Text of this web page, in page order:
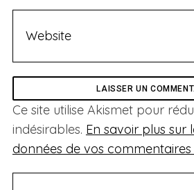
Ce site utilise Akismet pour
indésirables. En savoir plus sur
données de vos